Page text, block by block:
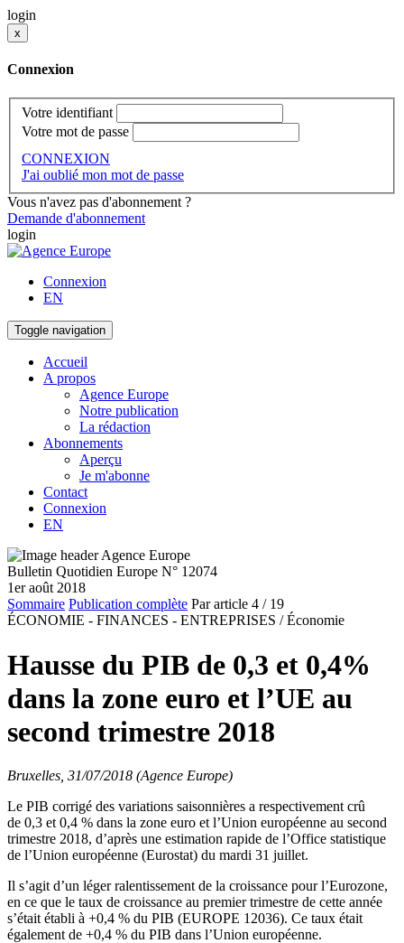
login
x
Connexion
Votre identifiant
Votre mot de passe
CONNEXION
J'ai oublié mon mot de passe
Vous n'avez pas d'abonnement ?
Demande d'abonnement
login
Connexion
EN
Toggle navigation
Accueil
A propos
Agence Europe
Notre publication
La rédaction
Abonnements
Aperçu
Je m'abonne
Contact
Connexion
EN
Bulletin Quotidien Europe N° 12074
1er août 2018
Sommaire Publication complète Par article 4 / 19
ÉCONOMIE - FINANCES - ENTREPRISES / Économie
Hausse du PIB de 0,3 et 0,4%
dans la zone euro et l’UE au
second trimestre 2018
Bruxelles, 31/07/2018 (Agence Europe)
Le PIB corrigé des variations saisonnières a respectivement crû
de 0,3 et 0,4 % dans la zone euro et l’Union européenne au second
trimestre 2018, d’après une estimation rapide de l’Office statistique
de l’Union européenne (Eurostat) du mardi 31 juillet.
Il s’agit d’un léger ralentissement de la croissance pour l’Eurozone,
en ce que le taux de croissance au premier trimestre de cette année
s’était établi à +0,4 % du PIB (EUROPE 12036). Ce taux était
également de +0,4 % du PIB dans l’Union européenne.